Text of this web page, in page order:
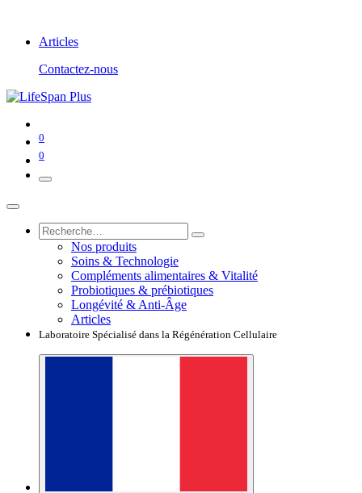
Articles
Contactez-nous
0
0
Nos produits
Soins & Technologie
Compléments alimentaires & Vitalité
Probiotiques & prébiotiques
Longévité & Anti-Âge
Articles
Laboratoire Spécialisé dans la Régénération Cellulaire